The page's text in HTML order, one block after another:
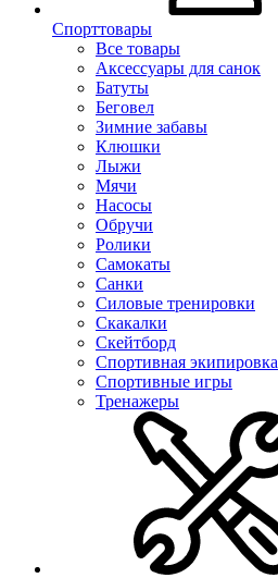
Спорттовары
Все товары
Аксессуары для санок
Батуты
Беговел
Зимние забавы
Клюшки
Лыжи
Мячи
Насосы
Обручи
Ролики
Самокаты
Санки
Силовые тренировки
Скакалки
Скейтборд
Спортивная экипировка
Спортивные игры
Тренажеры